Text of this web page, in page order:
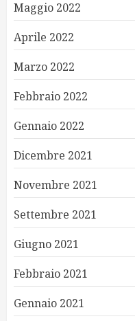
Maggio 2022
Aprile 2022
Marzo 2022
Febbraio 2022
Gennaio 2022
Dicembre 2021
Novembre 2021
Settembre 2021
Giugno 2021
Febbraio 2021
Gennaio 2021